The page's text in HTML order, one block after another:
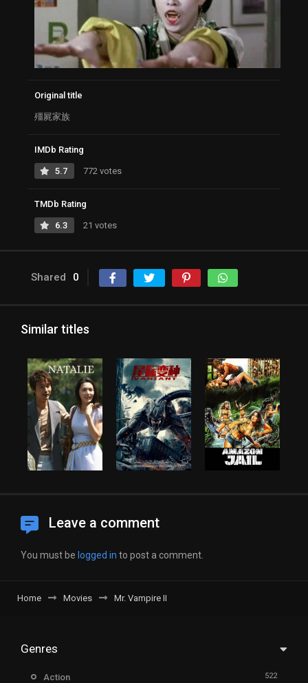
Original title
殭屍家族
IMDb Rating
5.7 772 votes
TMDb Rating
6.3 21 votes
Shared 0
Similar titles
Leave a comment
You must be logged in to post a comment.
Home Movies Mr. Vampire II
Genres
Action 522